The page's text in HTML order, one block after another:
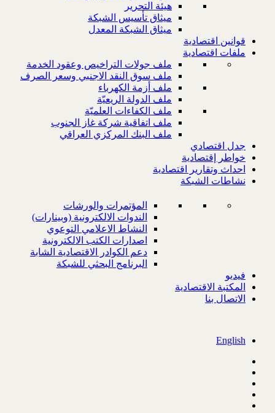
هيئة التحرير
ميثاق تأسيس الشبكة
ميثاق الشبكة المعدل
قوانين اقتصادية
ملفات اقتصادية
ملف جولات التراخيص وعقود الخدمة
ملف سوق النقد الاجنبي وسعر الصرف
ملف أزمة الكهرباء
ملف الدولة الريعيّة
ملف الكفاءات العلميّة
ملف اتفاقية شركة غاز الجنوب
ملف البنك المركزي العراقي
جدل اقتصادي
خواطر إقتصادية
احداث وتقارير اقتصادية
نشاطات الشبكة
المؤتمرات والورشات
الندوات الالكترونية (وبينارات)
النشاط الاعلامي التوعوي
اصدارات الكتب الالكترونية
دعم الكوادر الاقتصادية الشابة
البرنامج البحثي للشبكة
فيديو
المكتبة الاقتصادية
الاتصال بنا
English